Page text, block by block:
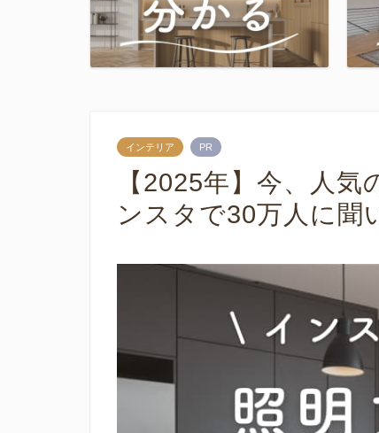
インテリア PR
【2025年】今、人
ンスタで30万人に聞